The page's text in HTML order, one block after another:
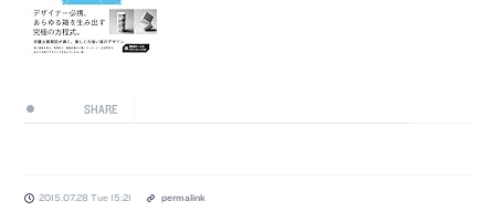
SHARE
2015.07.28 Tue 15:21 permalink